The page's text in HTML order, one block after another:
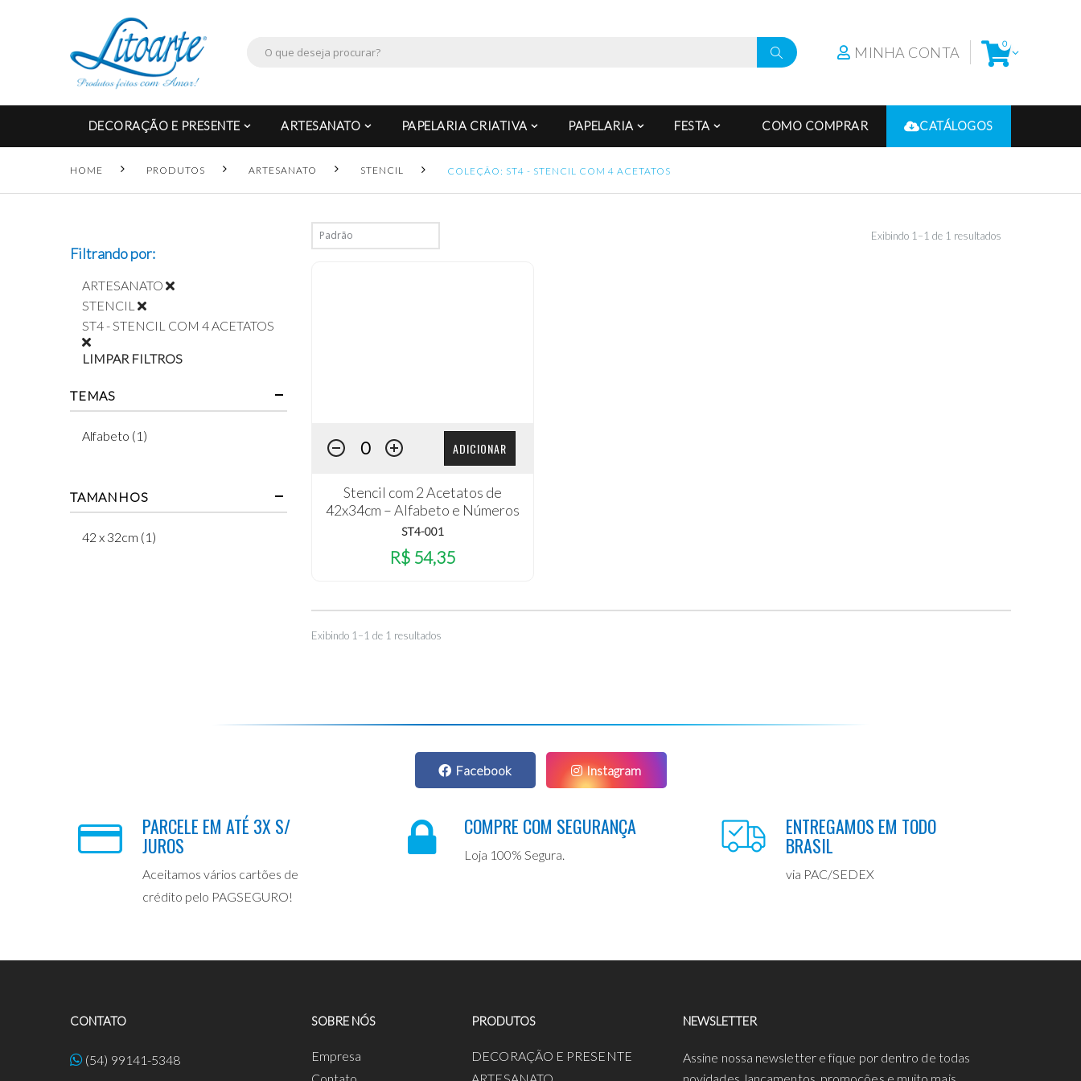
MINHA CONTA 0
DECORAÇÃO E PRESENTE ARTESANATO PAPELARIA CRIATIVA PAPELARIA FESTA COMO COMPRAR CATÁLOGOS
HOME PRODUTOS ARTESANATO STENCIL COLEÇÃO: ST4 - STENCIL COM 4 ACETATOS
Exibindo 1–1 de 1 resultados
ADICIONAR
Stencil com 2 Acetatos de
42x34cm – Alfabeto e Números
ST4-001
R$ 54,35
Exibindo 1–1 de 1 resultados
Filtrando por:
ARTESANATO
STENCIL
ST4 - STENCIL COM 4 ACETATOS
LIMPAR FILTROS
TEMAS
Alfabeto (1)
TAMANHOS
42 x 32cm (1)
Facebook Instagram
PARCELE EM ATÉ 3X S/
JUROS
Aceitamos vários cartões de
crédito pelo PAGSEGURO!
COMPRE COM SEGURANÇA
Loja 100% Segura.
ENTREGAMOS EM TODO
BRASIL
via PAC/SEDEX
CONTATO
(54) 99141-5348
SOBRE NÓS
Empresa
PRODUTOS
DECORAÇÃO E PRESENTE
NEWSLETTER
Assine nossa newsletter e fique por dentro de todas